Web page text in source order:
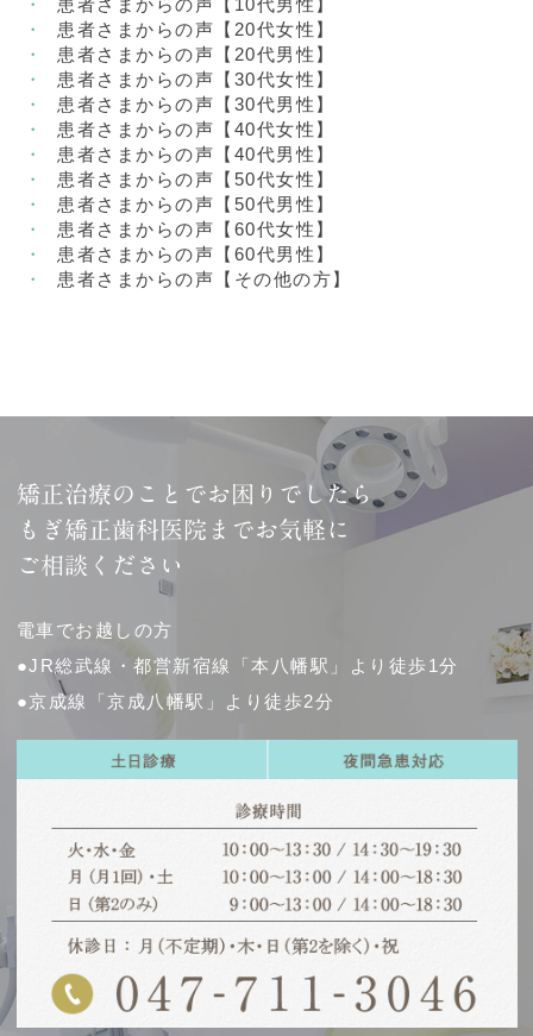
患者さまからの声【20代女性】
患者さまからの声【20代男性】
患者さまからの声【30代女性】
患者さまからの声【30代男性】
患者さまからの声【40代女性】
患者さまからの声【40代男性】
患者さまからの声【50代女性】
患者さまからの声【50代男性】
患者さまからの声【60代女性】
患者さまからの声【60代男性】
患者さまからの声【その他の方】
矯正治療のことでお困りでしたら
もぎ矯正歯科医院までお気軽に
ご相談ください
電車でお越しの方
●JR総武線・都営新宿線「本八幡駅」より徒歩1分
●京成線「京成八幡駅」より徒歩2分